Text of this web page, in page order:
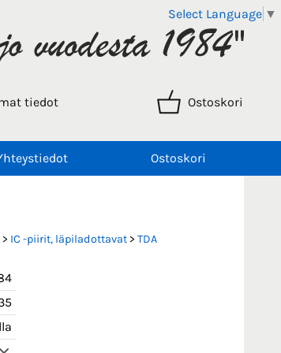
Select Language ▼
tiedot Ostoskori
Ostoskori
> IC -piirit, läpiladottavat> TDA